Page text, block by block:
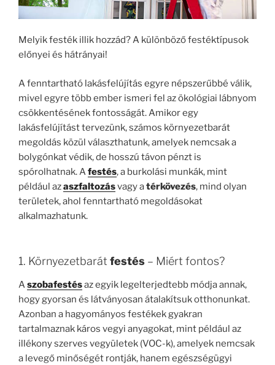
Melyik festék illik hozzád? A különböző festéktípusok
előnyei és hátrányai!
A fenntartható lakásfelújítás egyre népszerűbbé válik,
mivel egyre több ember ismeri fel az ökológiai lábnyom
csökkentésének fontosságát. Amikor egy
lakásfelújítást tervezünk, számos környezetbarát
megoldás közül választhatunk, amelyek nemcsak a
bolygónkat védik, de hosszú távon pénzt is
spórolhatnak. Afestés, a burkolási munkák, mint
például azaszfaltozásvagy atérkövezés, mind olyan
területek, ahol fenntartható megoldásokat
alkalmazhatunk.
1. Környezetbarát festés – Miért fontos?
Aszobafestésaz egyik legelterjedtebb módja annak,
hogy gyorsan és látványosan átalakítsuk otthonunkat.
Azonban a hagyományos festékek gyakran
tartalmaznak káros vegyi anyagokat, mint például az
illékony szerves vegyületek (VOC-k), amelyek nemcsak
a levegő minőségét rontják, hanem egészségügyi